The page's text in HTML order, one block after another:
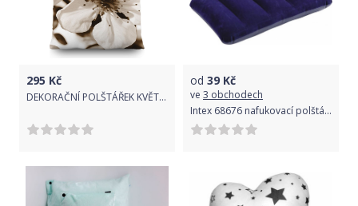
295 Kč
DEKORAČNÍ POLŠTÁŘEK KVĚTINY
od 39 Kč
ve 3 obchodech
Intex 68676 nafukovací polštářek 43x28x9